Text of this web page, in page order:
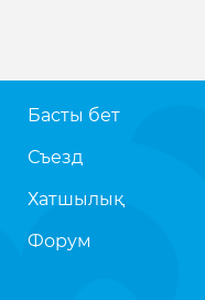
Басты бет
Съезд
Хатшылық
Форум